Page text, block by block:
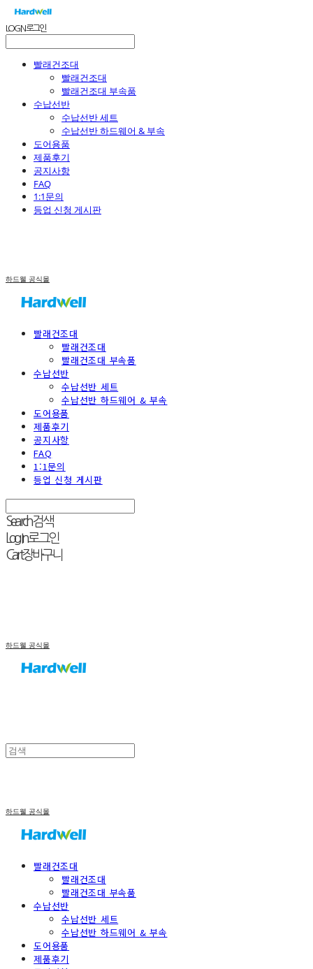
LOG IN로그인
빨래건조대
빨래건조대
빨래건조대 부속품
수납선반
수납선반 세트
수납선반 하드웨어 & 부속
도어용품
제품후기
공지사항
FAQ
1:1문의
등업 신청 게시판
하드웰 공식몰
빨래건조대
빨래건조대
빨래건조대 부속품
수납선반
수납선반 세트
수납선반 하드웨어 & 부속
도어용품
제품후기
공지사항
FAQ
1:1문의
등업 신청 게시판
Search검색
Log In로그인
Cart장바구니
하드웰 공식몰
하드웰 공식몰
빨래건조대
빨래건조대
빨래건조대 부속품
수납선반
수납선반 세트
수납선반 하드웨어 & 부속
도어용품
제품후기